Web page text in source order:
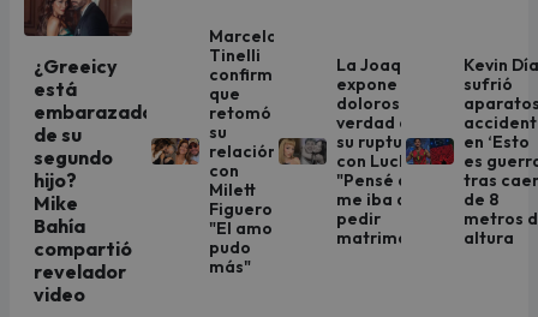
¿Greeicy
está
embarazada
de su
segundo
hijo?
Mike
Bahía
compartió
revelador
video
Marcelo
Tinelli
confirmó
que
retomó
su
relación
con
Milett
Figueroa:
"El amor
pudo
más"
La Joaqui
expone la
dolorosa
verdad de
su ruptura
con Luck Ra:
"Pensé que
me iba a
pedir
matrimonio"
Kevin
sufrió
en ‘Esto
es
tras
de 8
metros
altura